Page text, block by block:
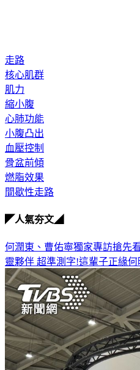
走路
核心肌群
肌力
縮小腹
心肺功能
小腹凸出
血壓控制
骨盆前傾
燃脂效果
間歇性走路
◤人氣夯文◢
何潤東、曹佑寧獨家專訪搶先
靈夥伴 超準測字!這輩子正緣何